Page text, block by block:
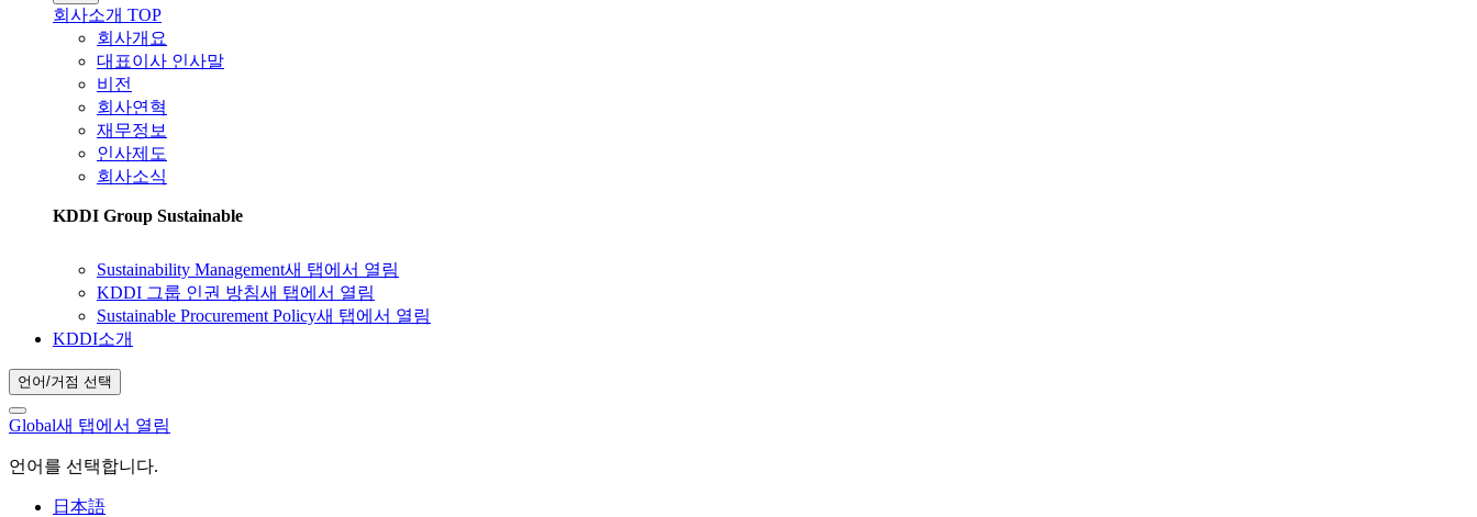
회사소개 TOP
회사개요
대표이사 인사말
비전
회사연혁
재무정보
인사제도
회사소식
KDDI Group Sustainable
Sustainability Management새 탭에서 열림
KDDI 그룹 인권 방침새 탭에서 열림
Sustainable Procurement Policy새 탭에서 열림
KDDI소개
언어/거점 선택
Global새 탭에서 열림
언어를 선택합니다.
日本語